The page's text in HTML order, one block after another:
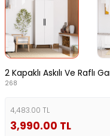
2 Kapaklı Askılı Ve Raflı
268
4,483.00 TL
3,990.00 TL